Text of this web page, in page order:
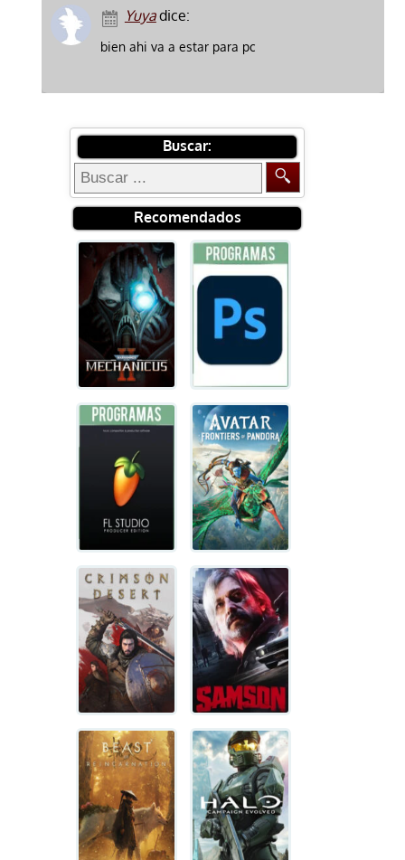
Yuyadice:
bien ahi va a estar para pc
Buscar:
Recomendados